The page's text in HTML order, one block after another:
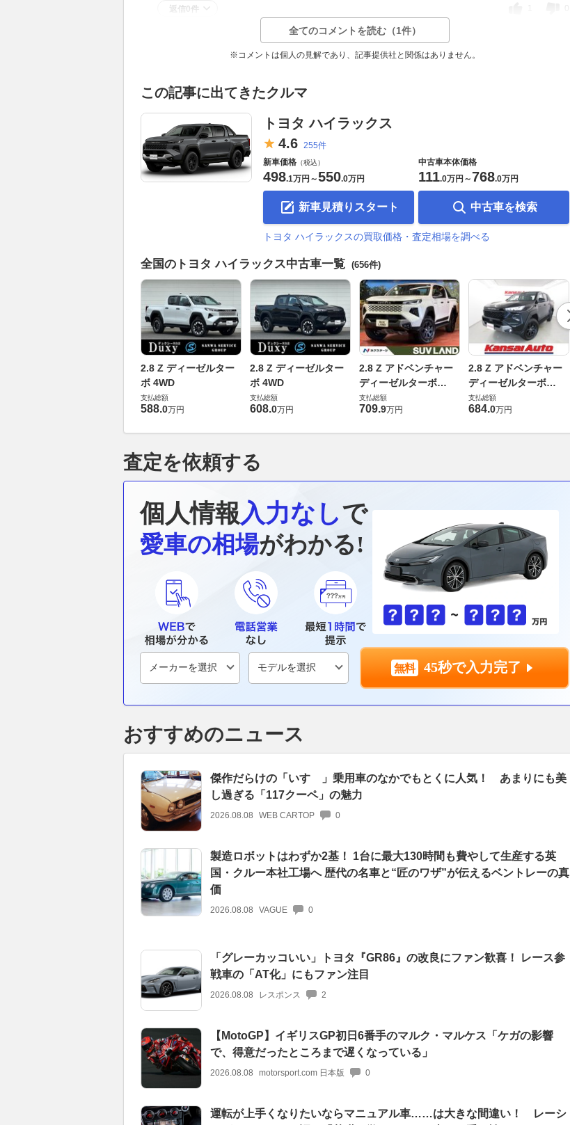
返信0件
全てのコメントを読む（1件）
※コメントは個人の見解であり、記事提供社と関係はありません。
この記事に出てきたクルマ
トヨタ ハイラックス
4.6 255件
新車価格 （税込）
498.1万円 ～550.0万円
新車見積りスタート
中古車本体価格
111.0万円 ～768.0万円
中古車を検索
トヨタ ハイラックスの買取価格・査定相場を調べる
全国のトヨタ ハイラックス中古車一覧 (656件)
2.8 Z ディーゼルター
ボ 4WD
支払総額
588.0万円
2.8 Z ディーゼルター
ボ 4WD
支払総額
608.0万円
2.8 Z アドベンチャー
ディーゼルターボ
4WD
支払総額
709.9万円
2.8 Z アドベンチャー
ディーゼルターボ
4WD
支払総額
684.0万円
査定を依頼する
個人情報入力なしで
愛車の相場がわかる!
45秒で入力完了
おすすめのニュース
傑作だらけの「いすゞ」乗用車のなかでもとくに人気！ あまりにも美
し過ぎる「117クーペ」の魅力
2026.08.08 WEB CARTOP 0
製造ロボットはわずか2基！ 1台に最大130時間も費やして生産する英
国・クルー本社工場へ 歴代の名車と“匠のワザ”が伝えるベントレーの真
価
2026.08.08 VAGUE 0
「グレーカッコいい」トヨタ『GR86』の改良にファン歓喜！ レース参
戦車の「AT化」にもファン注目
2026.08.08 レスポンス 2
【MotoGP】イギリスGP初日6番手のマルク・マルケス「ケガの影響
で、得意だったところまで遅くなっている」
2026.08.08 motorsport.com 日本版 0
運転が上手くなりたいならマニュアル車……は大きな間違い！ レーシ